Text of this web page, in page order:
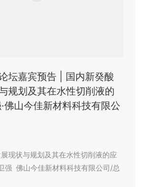
坛嘉宾预告 | 国内新癸酸
规划及其在水性切削液的
佛山今佳新材料科技有限公
现状与规划及其在水性切削液的应
强 佛山今佳新材料科技有限公司/总